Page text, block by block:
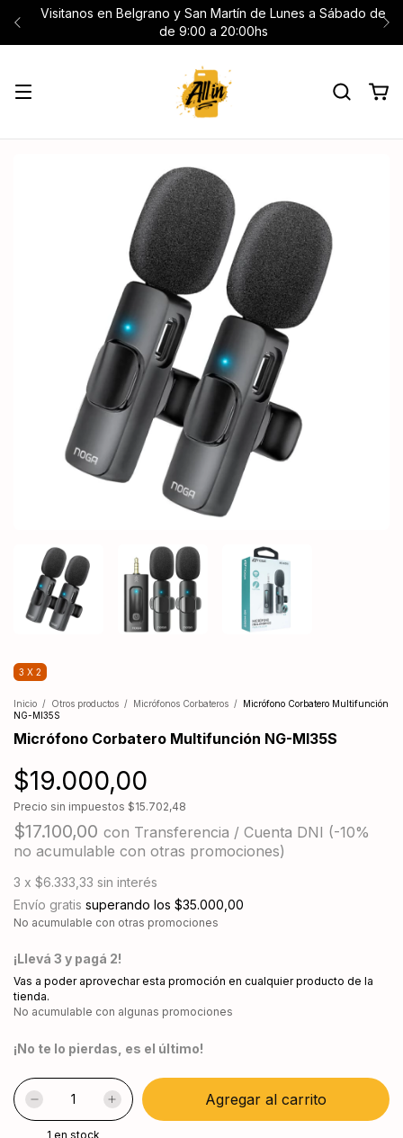
Visitanos en Belgrano y San Martín de Lunes a Sábado de
de 9:00 a 20:00hs
3 X 2
Inicio / Otros productos / Micrófonos Corbateros / Micrófono Corbatero Multifunción
NG-MI35S
Micrófono Corbatero Multifunción NG-MI35S
$19.000,00
Precio sin impuestos $15.702,48
$17.100,00 con Transferencia / Cuenta DNI (-10%
no acumulable con otras promociones)
3 x $6.333,33 sin interés
Envío gratis superando los $35.000,00
No acumulable con otras promociones
¡Llevá 3 y pagá 2!
Vas a poder aprovechar esta promoción en cualquier producto de la
tienda.
No acumulable con algunas promociones
¡No te lo pierdas, es el último!
1 en stock